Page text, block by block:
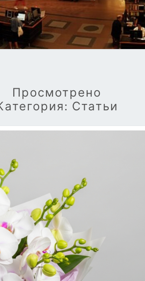
Просмотрено
Статьи